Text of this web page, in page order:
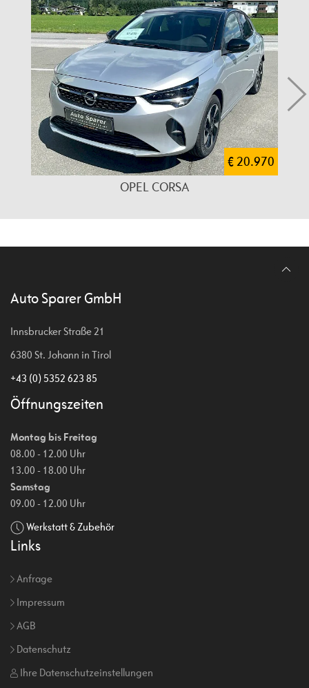
€ 20.970
OPEL CORSA
Auto Sparer GmbH
Innsbrucker Straße 21
6380 St. Johann in Tirol
+43 (0) 5352 623 85
Öffnungszeiten
Montag bis Freitag
08.00 - 12.00 Uhr
13.00 - 18.00 Uhr
Samstag
09.00 - 12.00 Uhr
Werkstatt & Zubehör
Links
Anfrage
Impressum
AGB
Datenschutz
Ihre Datenschutzeinstellungen